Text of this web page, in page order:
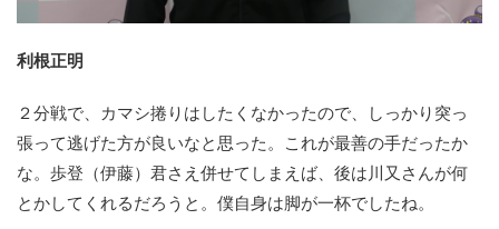
利根正明
２分戦で、カマシ捲りはしたくなかったので、しっかり突っ
張って逃げた方が良いなと思った。これが最善の手だったか
な。歩登（伊藤）君さえ併せてしまえば、後は川又さんが何
とかしてくれるだろうと。僕自身は脚が一杯でしたね。